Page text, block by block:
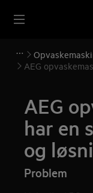
AEG
AEG
har en
og
Problem